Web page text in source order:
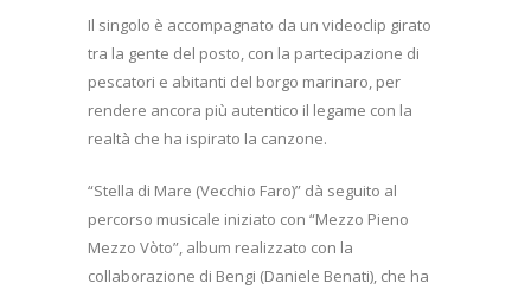
Il singolo è accompagnato da un videoclip girato
tra la gente del posto, con la partecipazione di
pescatori e abitanti del borgo marinaro, per
rendere ancora più autentico il legame con la
realtà che ha ispirato la canzone.
“Stella di Mare (Vecchio Faro)” dà seguito al
percorso musicale iniziato con “Mezzo Pieno
Mezzo Vòto”, album realizzato con la
collaborazione di Bengi (Daniele Benati), che ha